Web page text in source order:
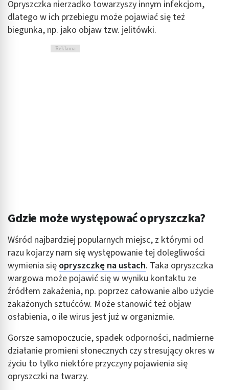
Opryszczka nierzadko towarzyszy innym infekcjom,
dlatego w ich przebiegu może pojawiać się też
biegunka, np. jako objaw tzw. jelitówki.
Reklama
Gdzie może występować opryszczka?
Wśród najbardziej popularnych miejsc, z którymi od
razu kojarzy nam się występowanie tej dolegliwości
wymienia się opryszczkę na ustach. Taka opryszczka
wargowa może pojawić się w wyniku kontaktu ze
źródłem zakażenia, np. poprzez całowanie albo użycie
zakażonych sztućców. Może stanowić też objaw
osłabienia, o ile wirus jest już w organizmie.
Gorsze samopoczucie, spadek odporności, nadmierne
działanie promieni słonecznych czy stresujący okres w
życiu to tylko niektóre przyczyny pojawienia się
opryszczki na twarzy.